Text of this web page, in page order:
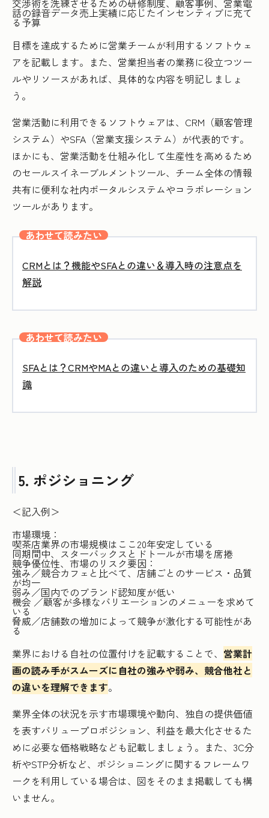
話の録音データ売上実績に応じたインセンティブに充て
る予算
目標を達成するために営業チームが利用するソフトウェ
アを記載します。また、営業担当者の業務に役立つツー
ルやリソースがあれば、具体的な内容を明記しましょ
う。
営業活動に利用できるソフトウェアは、CRM（顧客管理
システム）やSFA（営業支援システム）が代表的です。
ほかにも、営業活動を仕組み化して生産性を高めるため
のセールスイネーブルメントツール、チーム全体の情報
共有に便利な社内ポータルシステムやコラボレーション
ツールがあります。
あわせて読みたい
CRMとは？機能やSFAとの違い＆導入時の注意点を
解説
あわせて読みたい
SFAとは？CRMやMAとの違いと導入のための基礎知
識
5. ポジショニング
＜記入例＞
市場環境：
喫茶店業界の市場規模はここ20年安定している
同期間中、スターバックスとドトールが市場を席捲
競争優位性、市場のリスク要因：
強み／競合カフェと比べて、店舗ごとのサービス・品質
が均一
弱み／国内でのブランド認知度が低い
機会 ／顧客が多様なバリエーションのメニューを求めて
いる
脅威／店舗数の増加によって競争が激化する可能性があ
る
業界における自社の位置付けを記載することで、 営業計
画の読み手がスムーズに自社の強みや弱み、競合他社と
の違いを理解できます。
業界全体の状況を示す市場環境や動向、独自の提供価値
を表すバリュープロポジション、利益を最大化させるた
めに必要な価格戦略なども記載しましょう。また、3C分
析やSTP分析など、ポジショニングに関するフレームワ
ークを利用している場合は、図をそのまま掲載しても構
いません。